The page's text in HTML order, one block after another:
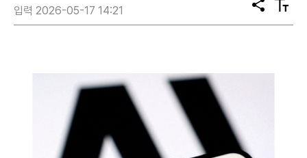
입력 2026-05-17 14:21
공
유
텍
스